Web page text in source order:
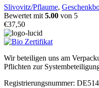
Slivovitz/Pflaume,
Bewertet mit 5.00 von 5
€37,50
Wir beteiligen uns am
Pflichten zur
Registrierungsnummer: